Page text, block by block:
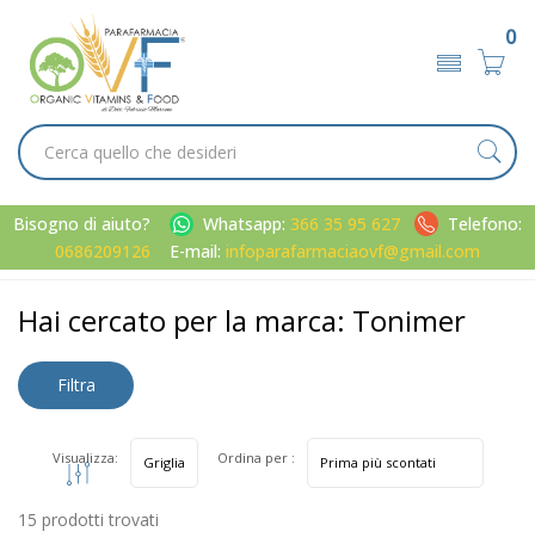
0
Bisogno di aiuto? Whatsapp: 366 35 95 627
Telefono:
0686209126
E-mail: infoparafarmaciaovf@gmail.com
Home Marche parafarmaci Tonimer
Hai cercato per la marca: Tonimer
Filtra
15 prodotti trovati
Visualizza: Ordina per :